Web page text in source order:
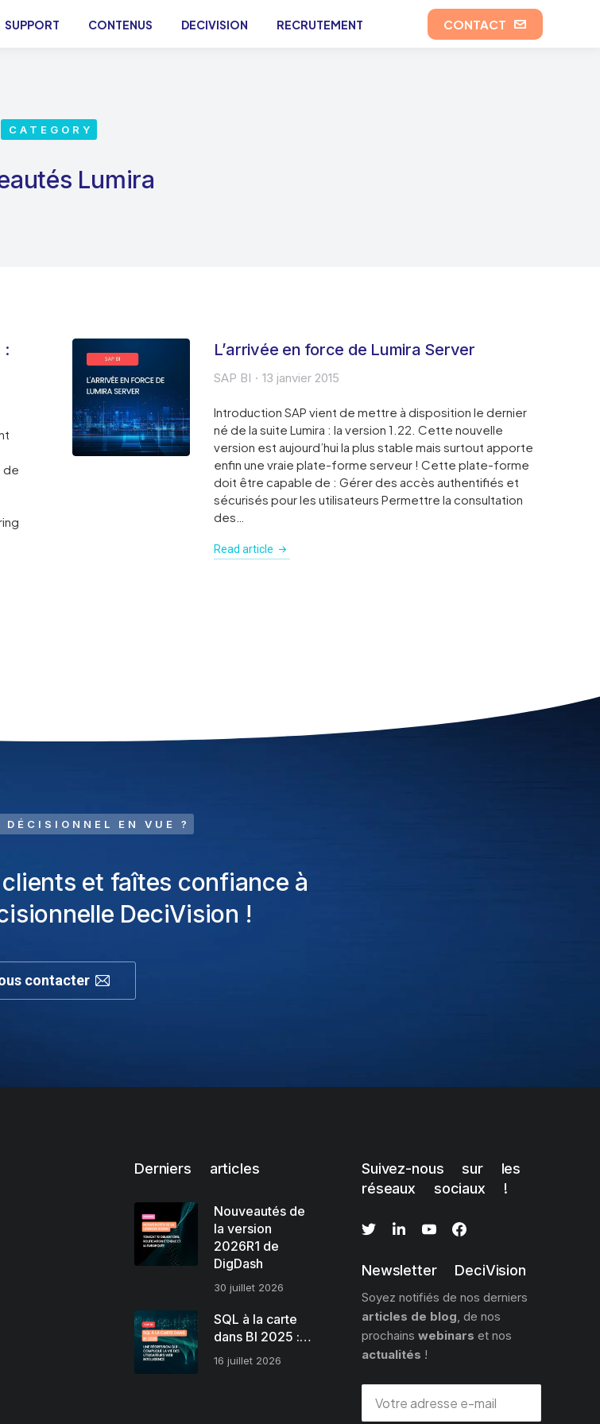
SUPPORT CONTENUS DECIVISION RECRUTEMENT CONTACT
CATEGORY
Lumira
:
de
L’arrivée en force de Lumira Server
SAP BI 13 janvier 2015
Introduction SAP vient de mettre à disposition le dernier
né de la suite Lumira : la version 1.22. Cette nouvelle
version est aujourd’hui la plus stable mais surtout apporte
enfin une vraie plate-forme serveur ! Cette plate-forme
doit être capable de : Gérer des accès authentifiés et
sécurisés pour les utilisateurs Permettre la consultation
des…
Read article
DÉCISIONNEL EN VUE ?
et faîtes confiance à
DeciVision !
contacter
Derniers articles
Nouveautés de
la version
2026R1 de
DigDash
30 juillet 2026
SQL à la carte
dans BI 2025 :…
16 juillet 2026
Suivez-nous sur les
réseaux sociaux !
Newsletter DeciVision
Soyez notifiés de nos derniers
articles de blog, de nos
prochains webinars et nos
actualités !